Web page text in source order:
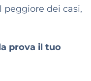
peggiore dei casi,
prova il tuo